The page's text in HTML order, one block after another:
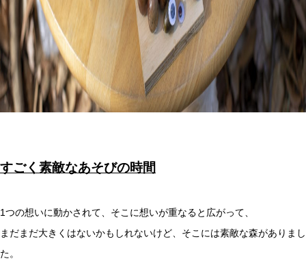
すごく素敵なあそびの時間
1つの想いに動かされて、そこに想いが重なると広がって、
まだまだ大きくはないかもしれないけど、そこには素敵な森がありまし
た。